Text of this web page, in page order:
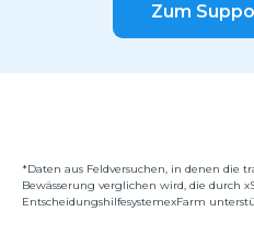
Zum
*Daten aus Feldversuchen, in denen die
Bewässerung verglichen wird, die durch
EntscheidungshilfesystemexFarm